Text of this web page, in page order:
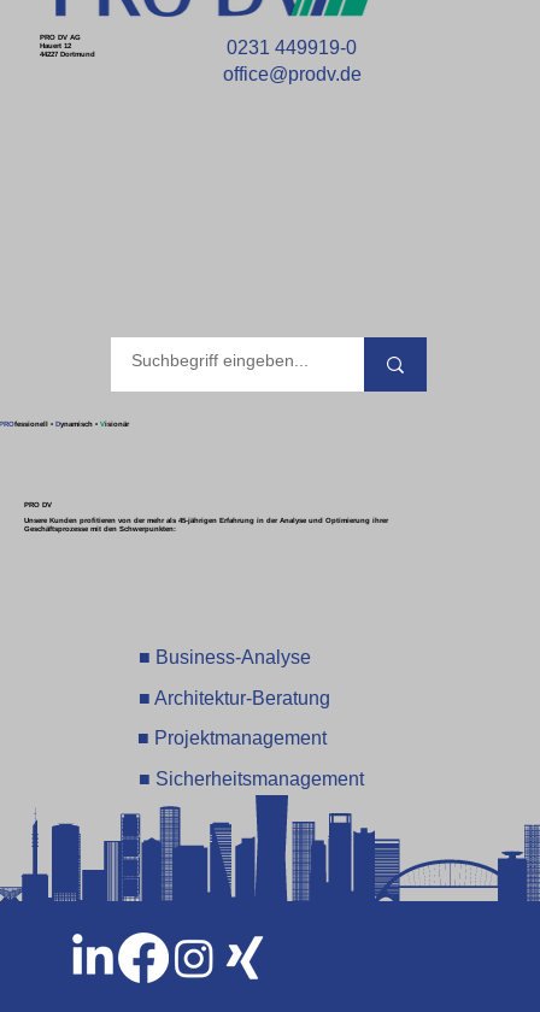
PRO DV AG
Hauert 12
44227 Dortmund
0231 449919-0
office@prodv.de
PROfessionell •Dynamisch •Visionär
PRO DV
Unsere Kunden profitieren von der mehr als 45-jährigen Erfahrung in der Analyse und Optimierung ihrer
Geschäftsprozesse mit den Schwerpunkten:
■ Business-Analyse
■ Architektur-Beratung
■ Projektmanagement
■ Sicherheitsmanagement